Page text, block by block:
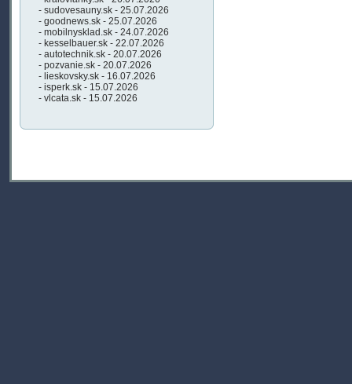
- sudovesauny.sk - 25.07.2026
- goodnews.sk - 25.07.2026
- mobilnysklad.sk - 24.07.2026
- kesselbauer.sk - 22.07.2026
- autotechnik.sk - 20.07.2026
- pozvanie.sk - 20.07.2026
- lieskovsky.sk - 16.07.2026
- isperk.sk - 15.07.2026
- vlcata.sk - 15.07.2026